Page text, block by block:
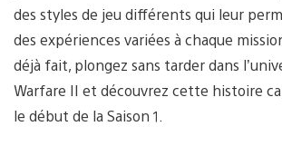
des styles de jeu différents qui leur
des expériences variées à chaque
déjà fait, plongez sans tarder dans
Warfare II et découvrez cette histoire
le début de la Saison 1.